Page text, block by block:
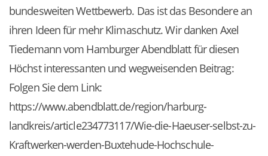
bundesweiten Wettbewerb. Das ist das Besondere an
ihren Ideen für mehr Klimaschutz. Wir danken Axel
Tiedemann vom Hamburger Abendblatt für diesen
Höchst interessanten und wegweisenden Beitrag:
Folgen Sie dem Link:
https://www.abendblatt.de/region/harburg-
landkreis/article234773117/Wie-die-Haeuser-selbst-zu-
Kraftwerken-werden-Buxtehude-Hochschule-